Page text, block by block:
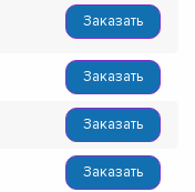
Заказать
Заказать
Заказать
Заказать